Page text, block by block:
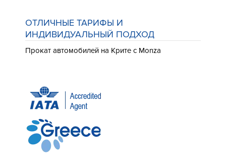
ОТЛИЧНЫЕ ТАРИФЫ И
ИНДИВИДУАЛЬНЫЙ ПОДХОД
Прокат автомобилей на Крите с Monza